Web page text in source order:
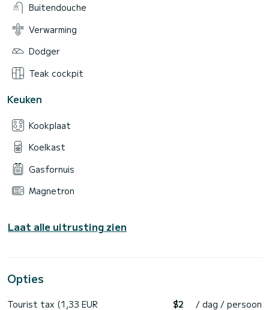
Buitendouche
Verwarming
Dodger
Teak cockpit
Keuken
Kookplaat
Koelkast
Gasfornuis
Magnetron
Laat alle uitrusting zien
Opties
Tourist tax (1,33 EUR
$2 / dag / persoon